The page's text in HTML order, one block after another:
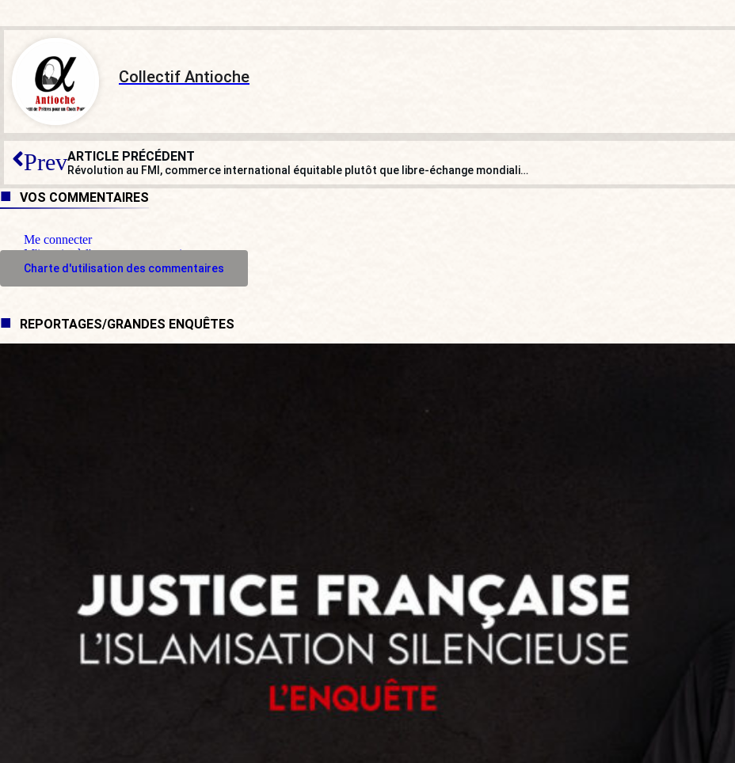
Collectif Antioche
PrevARTICLE PRÉCÉDENT
Révolution au FMI, commerce international équitable plutôt que libre-échange mondialiste
VOS COMMENTAIRES
Me connecter
M'inscrire à l'espace commentaire
Charte d'utilisation des commentaires
REPORTAGES/GRANDES ENQUÊTES